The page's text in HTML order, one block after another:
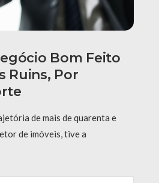
Bom Feito
Ruins, Por
de mais de quarenta e
de imóveis, tive a